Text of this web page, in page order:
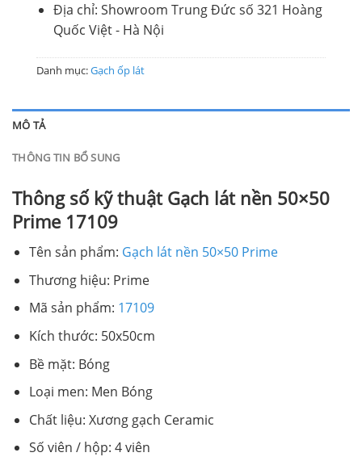
Địa chỉ: Showroom Trung Đức số 321 Hoàng
Quốc Việt - Hà Nội
Danh mục:Gạch ốp lát
MÔ TẢ
THÔNG TIN BỔ SUNG
Thông số kỹ thuật Gạch lát nền 50×50
Prime 17109
Tên sản phẩm: Gạch lát nền 50×50 Prime
Thương hiệu: Prime
Mã sản phẩm: 17109
Kích thước: 50x50cm
Bề mặt: Bóng
Loại men: Men Bóng
Chất liệu: Xương gạch Ceramic
Số viên / hộp: 4 viên